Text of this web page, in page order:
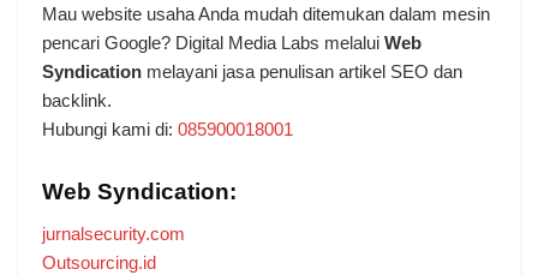
Mau website usaha Anda mudah ditemukan dalam mesin
pencari Google? Digital Media Labs melalui Web
Syndication melayani jasa penulisan artikel SEO dan
backlink.
Hubungi kami di: 085900018001
Web Syndication:
jurnalsecurity.com
Outsourcing.id